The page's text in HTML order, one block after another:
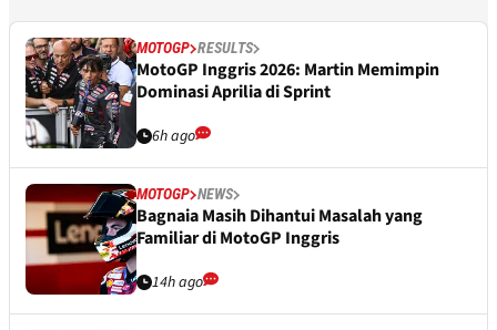
MOTOGP RESULTS
MotoGP Inggris 2026: Martin Memimpin
Dominasi Aprilia di Sprint
6h ago
MOTOGP NEWS
Bagnaia Masih Dihantui Masalah yang
Familiar di MotoGP Inggris
14h ago